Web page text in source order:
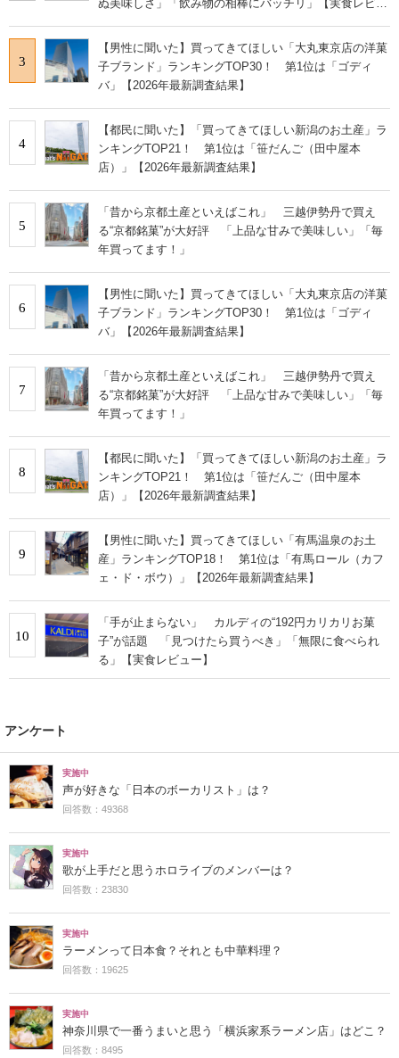
ぬ美味しさ」「飲み物の相棒にバッチリ」【実食レビュ
3
【男性に聞いた】買ってきてほしい「大丸東京店の洋菓
子ブランド」ランキングTOP30！ 第1位は「ゴディ
バ」【2026年最新調査結果】
4
【都民に聞いた】「買ってきてほしい新潟のお土産」ラ
ンキングTOP21！ 第1位は「笹だんご（田中屋本
店）」【2026年最新調査結果】
5
「昔から京都土産といえばこれ」 三越伊勢丹で買え
る“京都銘菓”が大好評 「上品な甘みで美味しい」「毎
年買ってます！」
6
【男性に聞いた】買ってきてほしい「大丸東京店の洋菓
子ブランド」ランキングTOP30！ 第1位は「ゴディ
バ」【2026年最新調査結果】
7
「昔から京都土産といえばこれ」 三越伊勢丹で買え
る“京都銘菓”が大好評 「上品な甘みで美味しい」「毎
年買ってます！」
8
【都民に聞いた】「買ってきてほしい新潟のお土産」ラ
ンキングTOP21！ 第1位は「笹だんご（田中屋本
店）」【2026年最新調査結果】
9
【男性に聞いた】買ってきてほしい「有馬温泉のお土
産」ランキングTOP18！ 第1位は「有馬ロール（カフ
ェ・ド・ボウ）」【2026年最新調査結果】
10
「手が止まらない」 カルディの“192円カリカリお菓
子”が話題 「見つけたら買うべき」「無限に食べられ
る」【実食レビュー】
アンケート
実施中
声が好きな「日本のボーカリスト」は？
回答数：49368
実施中
歌が上手だと思うホロライブのメンバーは？
回答数：23830
実施中
ラーメンって日本食？それとも中華料理？
回答数：19625
実施中
神奈川県で一番うまいと思う「横浜家系ラーメン店」はどこ？
回答数：8495